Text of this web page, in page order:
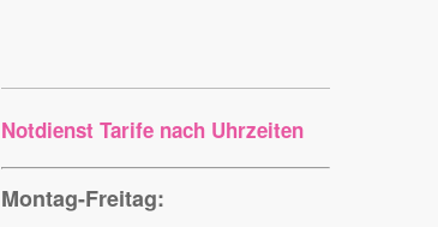
Notdienst Tarife nach Uhrzeiten
Montag-Freitag: